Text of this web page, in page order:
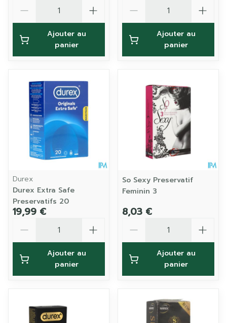
Ajouter au
panier
Ajouter au
panier
Durex
Durex Extra Safe
Preservatifs 20
19,99 €
Ajouter au
panier
So Sexy Preservatif
Feminin 3
8,03 €
Ajouter au
panier